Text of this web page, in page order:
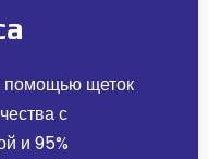
помощью щеток
с
и 95%